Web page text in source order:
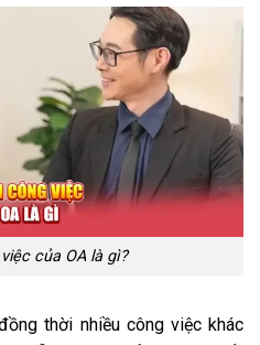
của OA là gì?
thời nhiều công việc khác